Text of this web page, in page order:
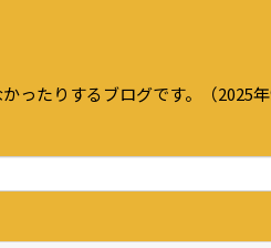
ったりするブログです。（2025